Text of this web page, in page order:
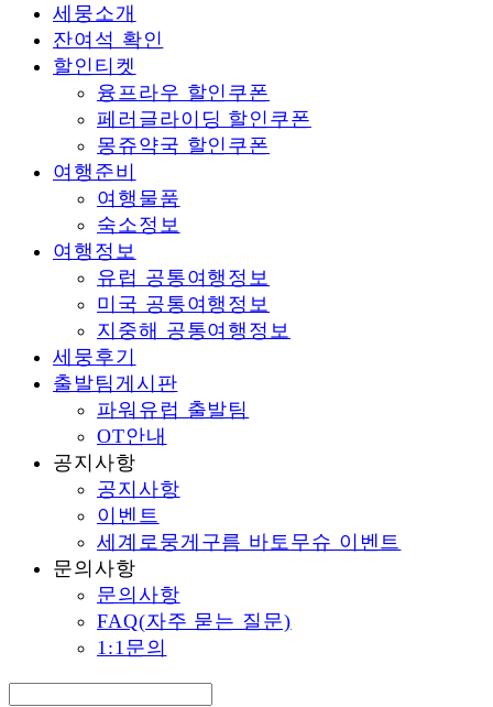
세뭉소개
잔여석 확인
할인티켓
융프라우 할인쿠폰
페러글라이딩 할인쿠폰
몽쥬약국 할인쿠폰
여행준비
여행물품
숙소정보
여행정보
유럽 공통여행정보
미국 공통여행정보
지중해 공통여행정보
세뭉후기
출발팀게시판
파워유럽 출발팀
OT안내
공지사항
공지사항
이벤트
세계로뭉게구름 바토무슈 이벤트
문의사항
문의사항
FAQ(자주 묻는 질문)
1:1문의